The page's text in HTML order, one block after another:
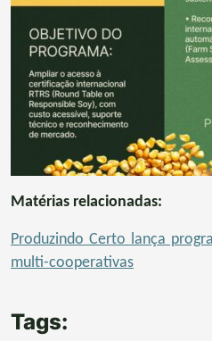
Matérias relacionadas:
Produzindo Certo lança
multi-cooperativas
Tags: